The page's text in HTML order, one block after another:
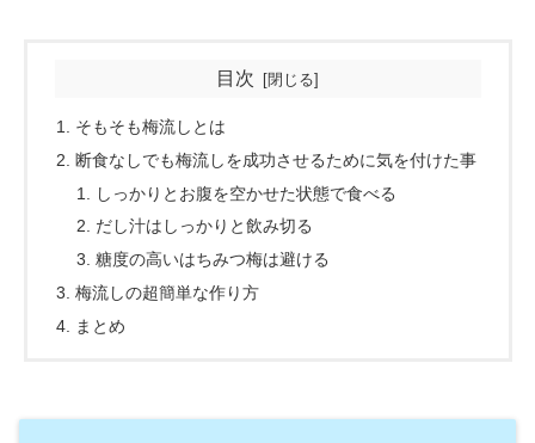
目次
そもそも梅流しとは
断食なしでも梅流しを成功させるために気を付けた事
しっかりとお腹を空かせた状態で食べる
だし汁はしっかりと飲み切る
糖度の高いはちみつ梅は避ける
梅流しの超簡単な作り方
まとめ